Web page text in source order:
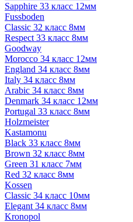
Sapphire 33 класс 12мм
Fussboden
Classic 32 класс 8мм
Respect 33 класс 8мм
Goodway
Morocco 34 класс 12мм
England 34 класс 8мм
Italy 34 класс 8мм
Arabic 34 класс 8мм
Denmark 34 класс 12мм
Portugal 33 класс 8мм
Holzmeister
Kastamonu
Black 33 класс 8мм
Brown 32 класс 8мм
Green 31 класс 7мм
Red 32 класс 8мм
Kossen
Classic 34 класс 10мм
Elegant 34 класс 8мм
Kronopol